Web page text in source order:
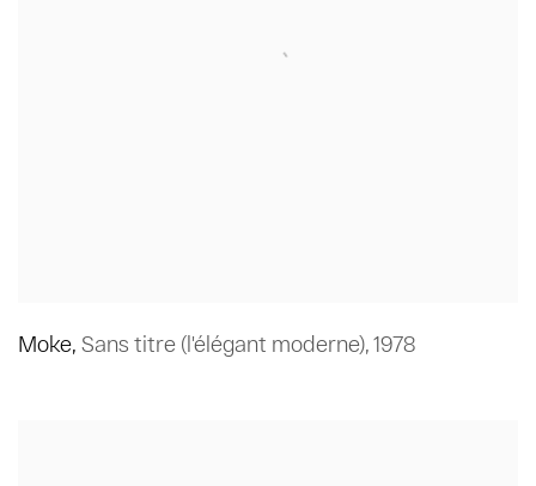
Moke, Sans titre (l'élégant moderne),1978